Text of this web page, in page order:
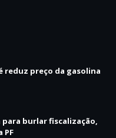
reduz preço da gasolina
para burlar fiscalização,
PF